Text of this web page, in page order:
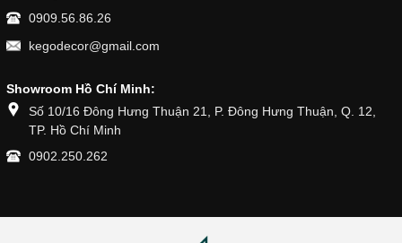
0909.56.86.26
kegodecor@gmail.com
Showroom Hồ Chí Minh:
Số 10/16 Đông Hưng Thuận 21, P. Đông Hưng Thuận, Q. 12,
TP. Hồ Chí Minh
0902.250.262